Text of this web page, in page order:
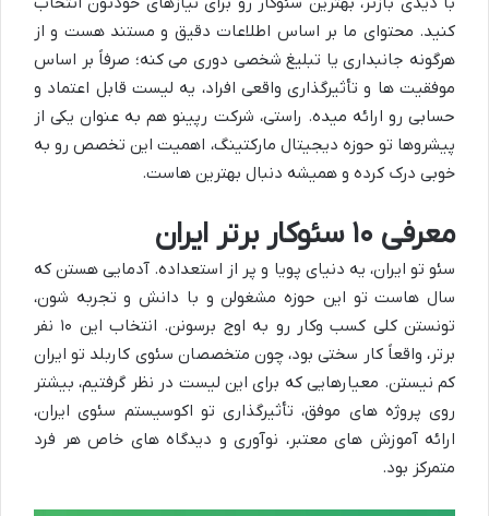
کنید. محتوای ما بر اساس اطلاعات دقیق و مستند هست و از
هرگونه جانبداری یا تبلیغ شخصی دوری می کنه؛ صرفاً بر اساس
موفقیت ها و تأثیرگذاری واقعی افراد، یه لیست قابل اعتماد و
حسابی رو ارائه میده. راستی، شرکت رپینو هم به عنوان یکی از
پیشروها تو حوزه دیجیتال مارکتینگ، اهمیت این تخصص رو به
خوبی درک کرده و همیشه دنبال بهترین هاست.
معرفی ۱۰ سئوکار برتر ایران
سئو تو ایران، یه دنیای پویا و پر از استعداده. آدمایی هستن که
سال هاست تو این حوزه مشغولن و با دانش و تجربه شون،
تونستن کلی کسب وکار رو به اوج برسونن. انتخاب این ۱۰ نفر
برتر، واقعاً کار سختی بود، چون متخصصان سئوی کاربلد تو ایران
کم نیستن. معیارهایی که برای این لیست در نظر گرفتیم، بیشتر
روی پروژه های موفق، تأثیرگذاری تو اکوسیستم سئوی ایران،
ارائه آموزش های معتبر، نوآوری و دیدگاه های خاص هر فرد
متمرکز بود.